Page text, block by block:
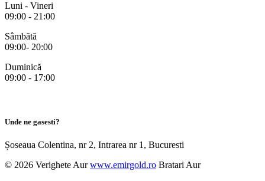
Luni - Vineri
09:00 - 21:00
Sâmbătă
09:00- 20:00
Duminică
09:00 - 17:00
Unde ne gasesti?
Șoseaua Colentina, nr 2, Intrarea nr 1, Bucuresti
© 2026 Verighete Aurwww.emirgold.ro Bratari Aur